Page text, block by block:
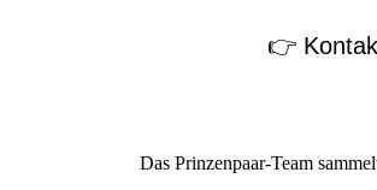
👉
Das Prinzenpaar-Team